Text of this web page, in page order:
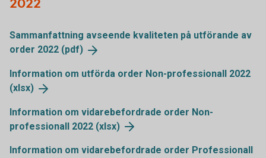
2022
Sammanfattning avseende kvaliteten på utförande av
order 2022 (pdf)
Information om utförda order Non-professionall 2022
(xlsx)
Information om vidarebefordrade order Non-
professionall 2022 (xlsx)
Information om vidarebefordrade order Professionall